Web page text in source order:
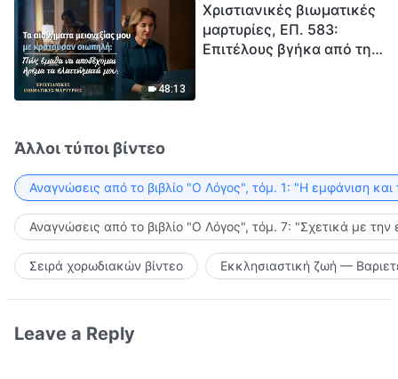
48:13
Χριστιανικές βιωματικές
μαρτυρίες, ΕΠ. 583:
Επιτέλους βγήκα από τη
Άλλοι τύποι βίντεο
Αναγνώσεις από το βιβλίο "Ο Λόγος", τόμ. 1: "Η εμφάνιση
Αναγνώσεις από το βιβλίο "Ο Λόγος", τόμ. 7: "Σχετικά με την
Σειρά χορωδιακών βίντεο Εκκλησιαστική ζωή —
Leave a Reply